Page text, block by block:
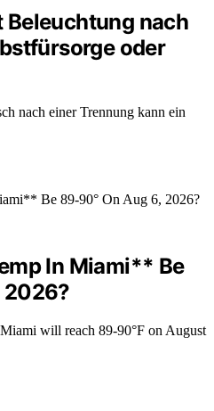
nach
oder
nach einer Trennung kann ein
In Miami** Be
2026?
will reach 89-90°F on August